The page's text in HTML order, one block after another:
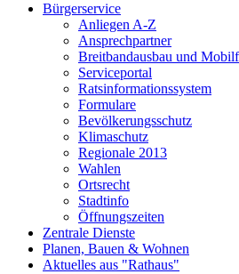
Bürgerservice
Anliegen A-Z
Ansprechpartner
Breitbandausbau und
Serviceportal
Ratsinformationssystem
Formulare
Bevölkerungsschutz
Klimaschutz
Regionale 2013
Wahlen
Ortsrecht
Stadtinfo
Öffnungszeiten
Zentrale Dienste
Planen, Bauen & Wohnen
Aktuelles aus "Rathaus"